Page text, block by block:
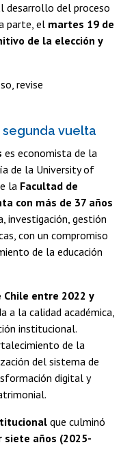
desarrollo del proceso
parte, el martes 19 de
de la elección y
revise
segunda vuelta
es economista de la
de la University of
la Facultad de
con más de 37 años
investigación, gestión
con un compromiso
de la educación
entre 2022 y
a la calidad académica,
institucional.
de la
del sistema de
digital y
que culminó
siete años (2025-